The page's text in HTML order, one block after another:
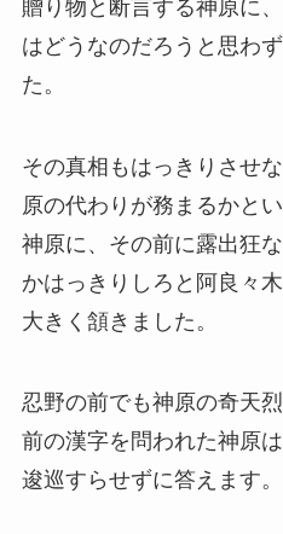
贈り物と断言する神原に
はどうなのだろうと思わ
た。
その真相もはっきりさせ
原の代わりが務まるかと
神原に、その前に露出狂
かはっきりしろと阿良々
大きく頷きました。
忍野の前でも神原の奇天
前の漢字を問われた神原
逡巡すらせずに答えます。